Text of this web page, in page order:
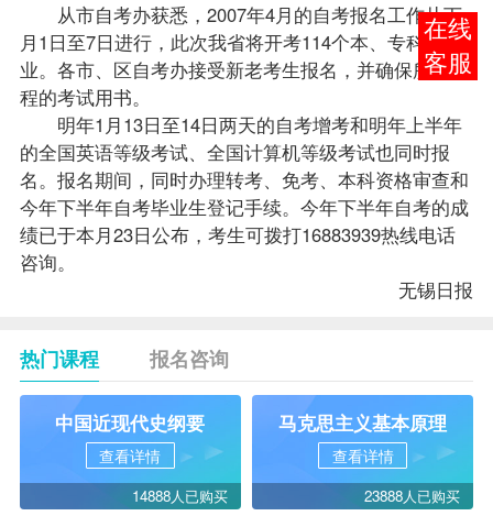
从市自考办获悉，2007年4月的自考报名工作从下
月1日至7日进行，此次我省将开考114个本、专科专
业。各市、区自考办接受新老考生报名，并确保所报课
程的考试用书。
明年1月13日至14日两天的自考增考和明年上半年
的全国英语等级考试、全国计算机等级考试也同时报
名。报名期间，同时办理转考、 免考、本科资格审查和
今年下半年自考毕业生登记手续。今年下半年自考的成
绩已于本月23日公布，考生可拨打16883939热线电话
咨询。
无锡日报
热门课程 报名咨询
中国近现代史纲要
查看详情
14888人已购买
马克思主义基本原理
查看详情
23888人已购买
在线
客服